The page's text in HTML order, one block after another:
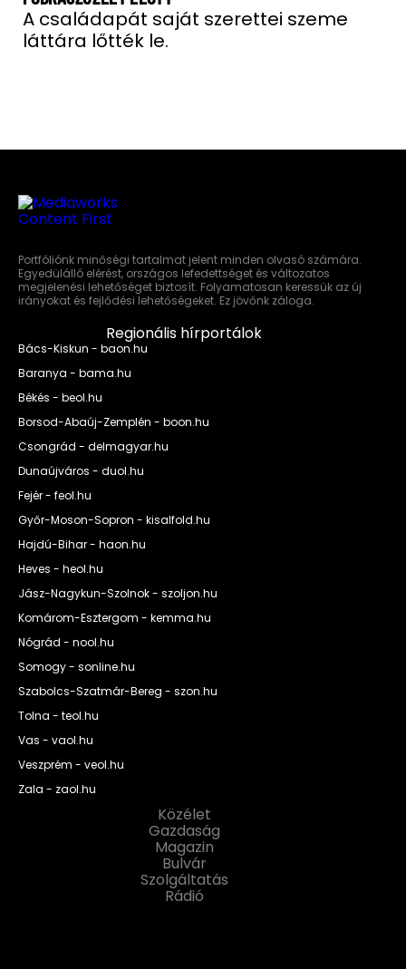
A családapát saját szerettei szeme
láttára lőtték le.
Portfóliónk minőségi tartalmat jelent minden olvasó számára.
Egyedülálló elérést, országos lefedettséget és változatos
megjelenési lehetőséget biztosít. Folyamatosan keressük az új
irányokat és fejlődési lehetőségeket. Ez jövőnk záloga.
Regionális hírportálok
Bács-Kiskun - baon.hu
Baranya - bama.hu
Békés - beol.hu
Borsod-Abaúj-Zemplén - boon.hu
Csongrád - delmagyar.hu
Dunaújváros - duol.hu
Fejér - feol.hu
Győr-Moson-Sopron - kisalfold.hu
Hajdú-Bihar - haon.hu
Heves - heol.hu
Jász-Nagykun-Szolnok - szoljon.hu
Komárom-Esztergom - kemma.hu
Nógrád - nool.hu
Somogy - sonline.hu
Szabolcs-Szatmár-Bereg - szon.hu
Tolna - teol.hu
Vas - vaol.hu
Veszprém - veol.hu
Zala - zaol.hu
Közélet
Gazdaság
Magazin
Bulvár
Szolgáltatás
Rádió